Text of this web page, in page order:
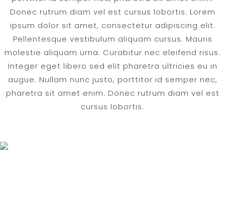
Donec rutrum diam vel est cursus lobortis. Lorem
ipsum dolor sit amet, consectetur adipiscing elit.
Pellentesque vestibulum aliquam cursus. Mauris
molestie aliquam urna. Curabitur nec eleifend risus.
Integer eget libero sed elit pharetra ultricies eu in
augue. Nullam nunc justo, porttitor id semper nec,
pharetra sit amet enim. Donec rutrum diam vel est
cursus lobortis.